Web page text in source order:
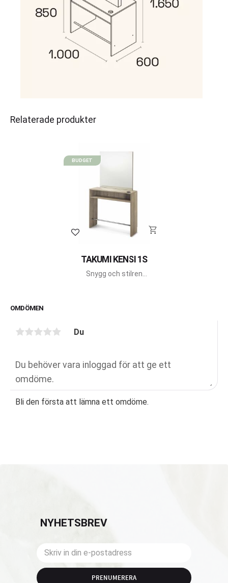
OMDÖMEN
Du
Bli den första att lämna ett omdöme.
Relaterade produkter
Lägg till i favoriter
TAKUMI KENSI 1S
Snygg och stilren
BUDGET
NYHETSBREV
PRENUMERERA